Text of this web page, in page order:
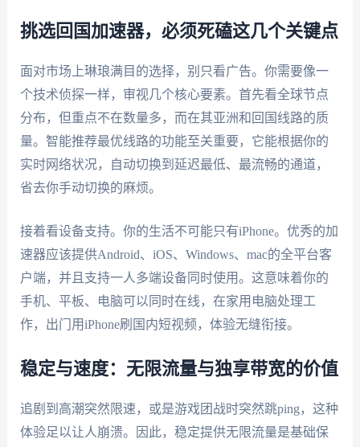
挑选回国加速器，必须死磕这几个关键点
面对市场上琳琅满目的选择，别只看广告。你需要像一
个技术侦探一样，审视几个核心要素。首先看全球节点
分布，但重点不在数量多，而在其亚洲和回国线路的质
量。智能推荐最优线路的功能至关重要，它能根据你的
实时网络状况，自动切换到延迟最低、最流畅的通道，
省去你手动切换的麻烦。
接着看设备支持。你的生活不可能只有iPhone。优秀的加
速器应该提供Android、iOS、Windows、mac的全平台客
户端，并且支持一人多端设备同时使用。这意味着你的
手机、平板、电脑可以同时在线，在家用电脑处理工
作，出门用iPhone刷国内短视频，体验无缝衔接。
稳定与速度：无限流量与独享带宽的价值
追剧到高潮突然限速，或是游戏团战时突然跳ping，这种
体验足以让人崩溃。因此，稳定提供无限流量是基础保